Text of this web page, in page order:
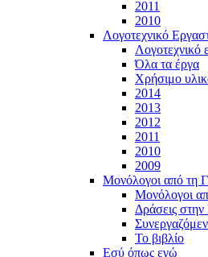
2011
2010
Λογοτεχνικό
Λογοτεχνικό
Όλα τα έργα
Χρήσιμο
2014
2013
2012
2011
2010
2009
Μονόλογοι από τη
Μονόλογοι
Δράσεις
To βιβλίο
Εσύ όπως εγώ